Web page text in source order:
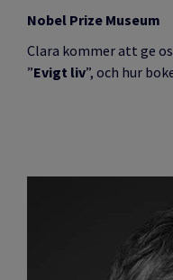
Nobel Prize Museum
Clara kommer att ge
”Evigt liv”, och hur